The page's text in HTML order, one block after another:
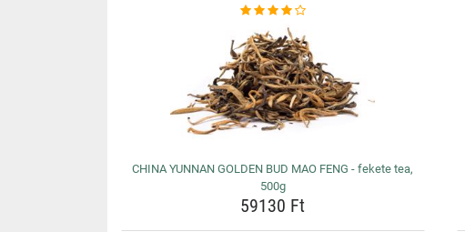
CHINA YUNNAN GOLDEN BUD MAO FENG - fekete tea,
500g
59130 Ft